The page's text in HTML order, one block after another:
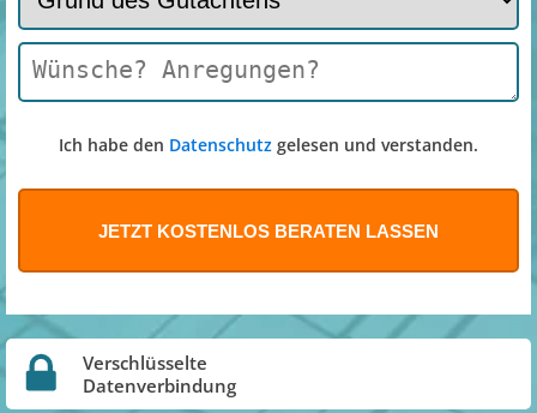
Ich habe den Datenschutz gelesen und verstanden.
Verschlüsselte
Datenverbindung